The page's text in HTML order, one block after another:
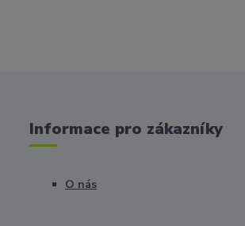
Informace pro zákazníky
O nás